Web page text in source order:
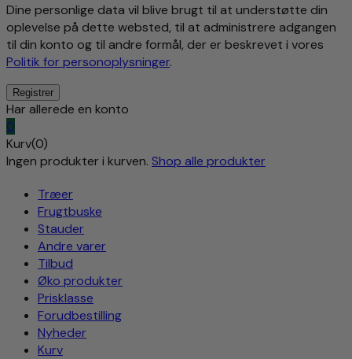
Dine personlige data vil blive brugt til at understøtte din
oplevelse på dette websted, til at administrere adgangen
til din konto og til andre formål, der er beskrevet i vores
Politik for personoplysninger.
Har allerede en konto
0
Kurv(0)
Ingen produkter i kurven. Shop alle produkter
Træer
Frugtbuske
Stauder
Andre varer
Tilbud
Øko produkter
Prisklasse
Forudbestilling
Nyheder
Kurv